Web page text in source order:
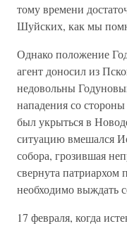
тому времени
Шуйских, как мы
Однако положение
агент доносил из
недовольны
нападения со
был укрыться в
ситуацию вмешался
собора, грозившая
свернута патриархом
необходимо выждать
17 февраля, когда